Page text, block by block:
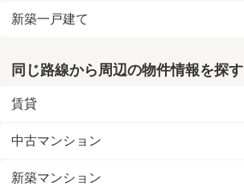
新築一戸建て
同じ路線から周辺の物件情報を探す
賃貸
中古マンション
新築マンション